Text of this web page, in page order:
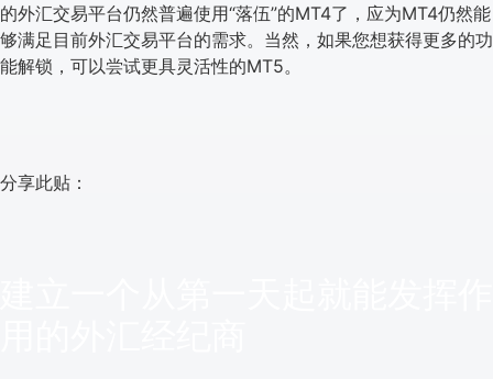
的外汇交易平台仍然普遍使用“落伍”的MT4了，应为MT4仍然能
够满足目前外汇交易平台的需求。当然，如果您想获得更多的功
能解锁，可以尝试更具灵活性的MT5。
分享此贴：